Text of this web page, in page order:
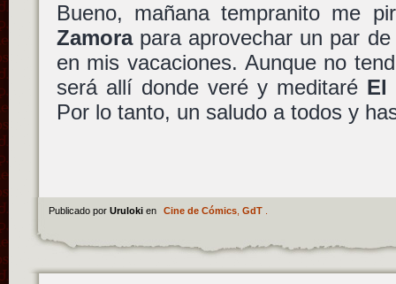
Bueno, mañana tempranito me
Zamorapara aprovechar un par
en mis vacaciones. Aunque no
será allí donde veré y meditaré El
Por lo tanto, un saludo a todos y
Publicado por Uruloki en Cine de Cómics, GdT.